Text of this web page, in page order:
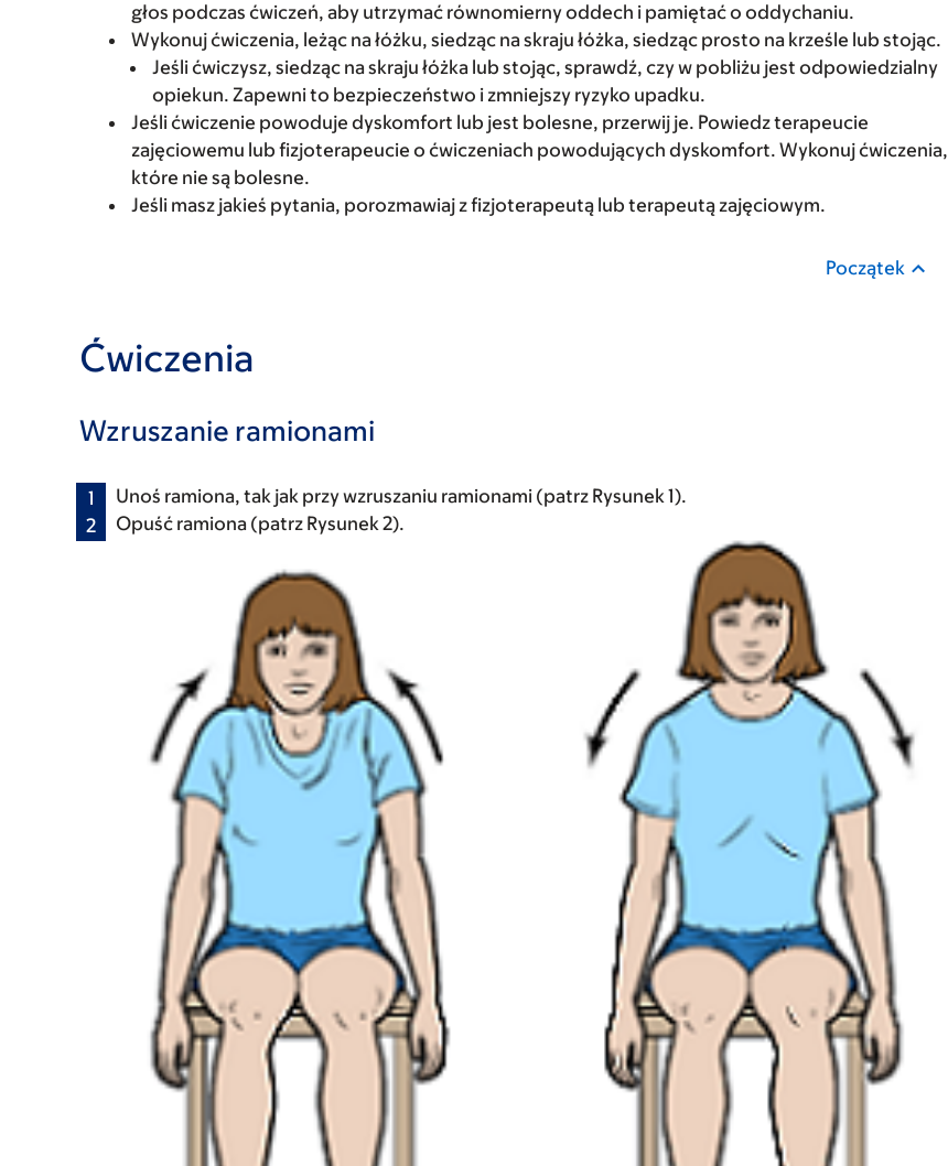
głos podczas ćwiczeń, aby utrzymać równomierny oddech i pamiętać o oddychaniu.
Wykonuj ćwiczenia, leżąc na łóżku, siedząc na skraju łóżka, siedząc prosto na krześle lub stojąc.
Jeśli ćwiczysz, siedząc na skraju łóżka lub stojąc, sprawdź, czy w pobliżu jest odpowiedzialny
opiekun. Zapewni to bezpieczeństwo i zmniejszy ryzyko upadku.
Jeśli ćwiczenie powoduje dyskomfort lub jest bolesne, przerwij je. Powiedz terapeucie
zajęciowemu lub fizjoterapeucie o ćwiczeniach powodujących dyskomfort. Wykonuj ćwiczenia,
które nie są bolesne.
Jeśli masz jakieś pytania, porozmawiaj z fizjoterapeutą lub terapeutą zajęciowym.
Początek
Ćwiczenia
Wzruszanie ramionami
Unoś ramiona, tak jak przy wzruszaniu ramionami (patrz Rysunek 1).
Opuść ramiona (patrz Rysunek 2).